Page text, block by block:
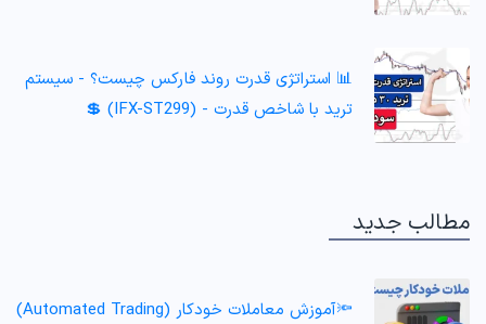
📊 استراتژی قدرت روند فارکس چیست؟ - سیستم
ترید با شاخص قدرت - (IFX-ST299) 💲
مطالب جدید
🔦آموزش معاملات خودکار (Automated Trading)